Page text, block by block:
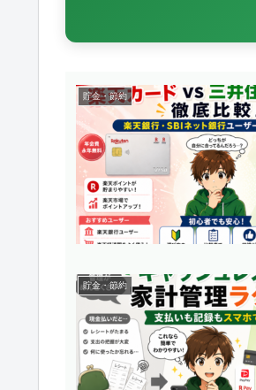
貯金・節約
貯金・節約